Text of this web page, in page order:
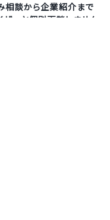
相談から企業紹介まで
ーと個別面談しません